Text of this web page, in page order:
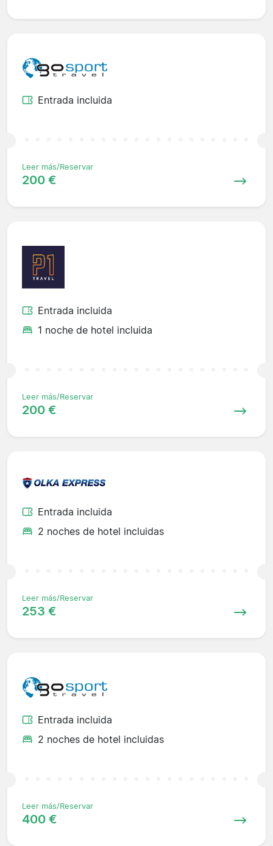
Entrada incluida
Leer más/Reservar
200 €
Entrada incluida
1 noche de hotel incluida
Leer más/Reservar
200 €
Entrada incluida
2 noches de hotel incluidas
Leer más/Reservar
253 €
Entrada incluida
2 noches de hotel incluidas
Leer más/Reservar
400 €